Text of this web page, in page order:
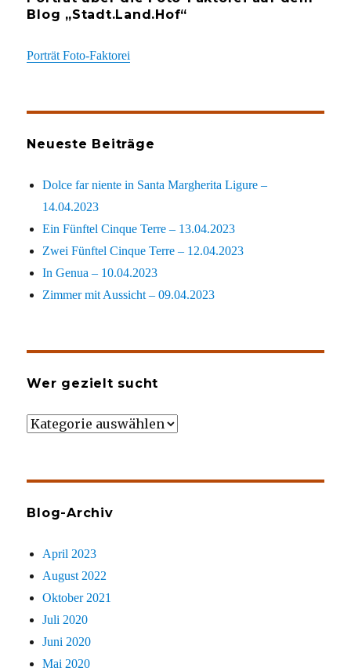
Blog „Stadt.Land.Hof“
Porträt Foto-Faktorei
Neueste Beiträge
Dolce far niente in Santa Margherita Ligure –
14.04.2023
Ein Fünftel Cinque Terre – 13.04.2023
Zwei Fünftel Cinque Terre – 12.04.2023
In Genua – 10.04.2023
Zimmer mit Aussicht – 09.04.2023
Wer gezielt sucht
Wer
Blog-Archiv
April 2023
August 2022
Oktober 2021
Juli 2020
Juni 2020
Mai 2020